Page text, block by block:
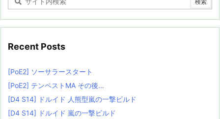
Recent Posts
[PoE2] ソーサラースタート
[PoE2] テンペストMA その後…
[D4 S14] ドルイド 人熊型嵐の一撃ビルド
[D4 S14] ドルイド 嵐の一撃ビルド